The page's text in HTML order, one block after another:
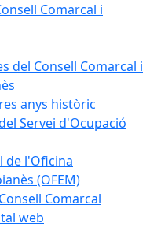
Comarcal i
del Consell Comarcal i
anys històric
Servei d'Ocupació
de l'Oficina
(OFEM)
Comarcal
web